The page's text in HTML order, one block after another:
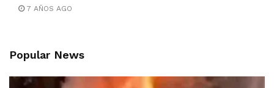
7 AÑOS AGO
Popular News